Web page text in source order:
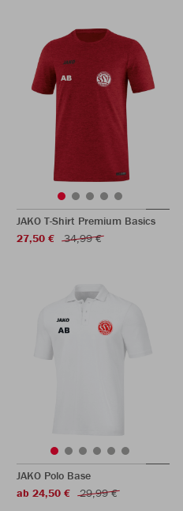
JAKO T-Shirt Premium Basics
27,50 €
34,99 €
JAKO Polo Base
ab 24,50 €
29,99 €